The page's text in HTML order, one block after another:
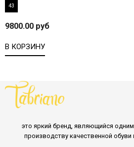
43
9800.00 руб
В КОРЗИНУ
это яркий бренд, являющийся
производству качественной